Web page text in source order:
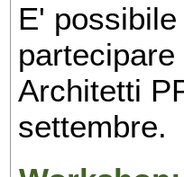
E'
Architetti
settembre.